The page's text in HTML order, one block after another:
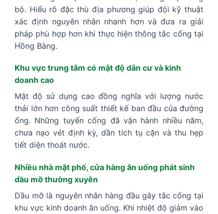
bộ. Hiểu rõ đặc thù địa phương giúp đội kỹ thuật
xác định nguyên nhân nhanh hơn và đưa ra giải
pháp phù hợp hơn khi thực hiện thông tắc cống tại
Hồng Bàng.
Khu vực trung tâm có mật độ dân cư và kinh
doanh cao
Mật độ sử dụng cao đồng nghĩa với lượng nước
thải lớn hơn công suất thiết kế ban đầu của đường
ống. Những tuyến cống đã vận hành nhiều năm,
chưa nạo vét định kỳ, dần tích tụ cặn và thu hẹp
tiết diện thoát nước.
Nhiều nhà mặt phố, cửa hàng ăn uống phát sinh
dầu mỡ thường xuyên
Dầu mỡ là nguyên nhân hàng đầu gây tắc cống tại
khu vực kinh doanh ăn uống. Khi nhiệt độ giảm vào